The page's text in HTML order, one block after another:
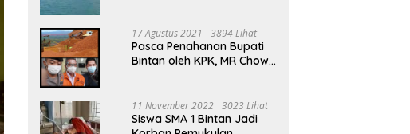
Boksit Ilegal Di Bintan
17 Agustus 2021 3894 Lihat
Pasca Penahanan Bupati
Bintan oleh KPK, MR Chow
Yang Silam
11 November 2022 3023 Lihat
Siswa SMA 1 Bintan Jadi